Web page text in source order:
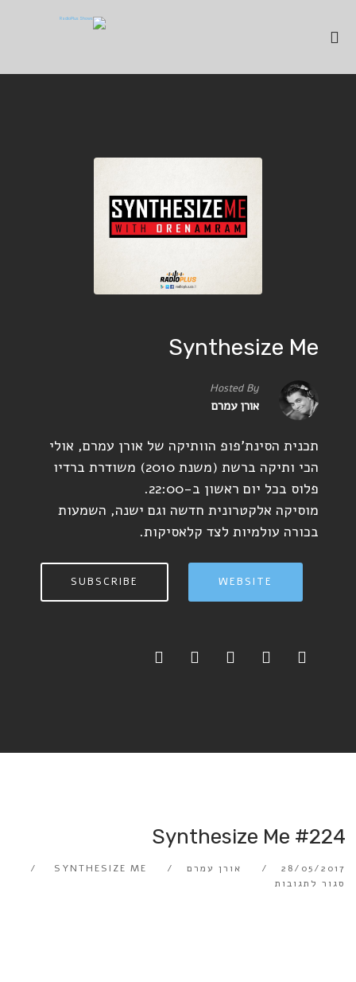
Synthesize Me
Hosted By
אורן עמרם
תכנית הסינת'פופ הוותיקה של אורן עמרם, אולי
הכי ותיקה ברשת (משנת 2010) משודרת ברדיו
פלוס בכל יום ראשון ב-22:00.
מוסיקה אלקטרונית חדשה וגם ישנה, השמעות
בכורה עולמיות לצד קלאסיקות.
WEBSITE
SUBSCRIBE
Synthesize Me #224
28/05/2017 אורן עמרם
SYNTHESIZE ME
סגור לתגובות